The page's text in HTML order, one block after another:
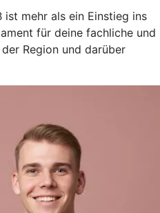
ist mehr als ein Einstieg ins
für deine fachliche und
Region und darüber